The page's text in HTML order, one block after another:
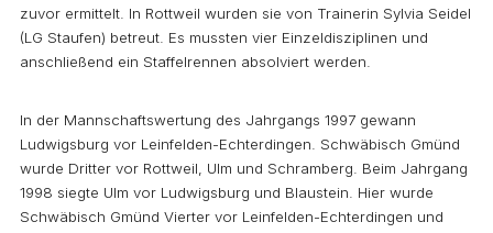
zuvor ermittelt. In Rottweil wurden sie von Trainerin Sylvia Seidel
(LG Staufen) betreut. Es mussten vier Einzeldisziplinen und
anschließend ein Staffelrennen absolviert werden.
In der Mannschaftswertung des Jahrgangs 1997 gewann
Ludwigsburg vor Leinfelden-Echterdingen. Schwäbisch Gmünd
wurde Dritter vor Rottweil, Ulm und Schramberg. Beim Jahrgang
1998 siegte Ulm vor Ludwigsburg und Blaustein. Hier wurde
Schwäbisch Gmünd Vierter vor Leinfelden-Echterdingen und